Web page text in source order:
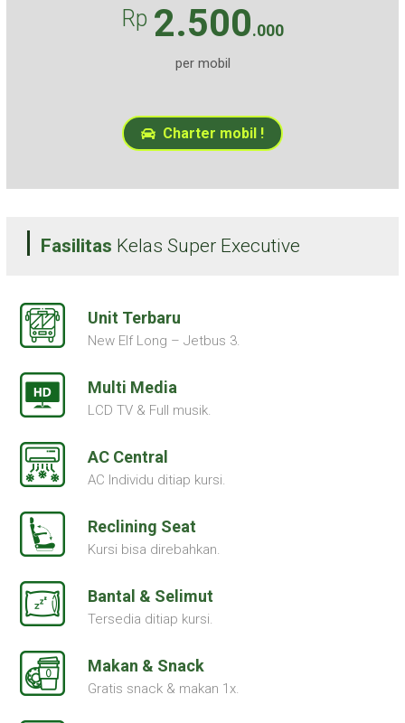
Rp 2.500.000
per mobil
Charter mobil !
Fasilitas Kelas Super Executive
Unit Terbaru
New Elf Long – Jetbus 3.
Multi Media
LCD TV & Full musik.
AC Central
AC Individu ditiap kursi.
Reclining Seat
Kursi bisa direbahkan.
Bantal & Selimut
Tersedia ditiap kursi.
Makan & Snack
Gratis snack & makan 1x.